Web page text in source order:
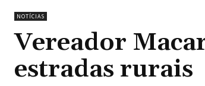
NOTÍCIAS
Vereador
estradas rurais